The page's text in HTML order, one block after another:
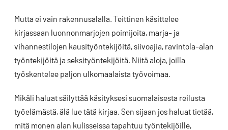
Mutta ei vain rakennusalalla. Teittinen käsittelee
kirjassaan luonnonmarjojen poimijoita, marja- ja
vihannestilojen kausityöntekijöitä, siivoajia, ravintola-alan
työntekijöitä ja seksityöntekijöitä. Niitä aloja, joilla
työskentelee paljon ulkomaalaista työvoimaa.
Mikäli haluat säilyttää käsityksesi suomalaisesta reilusta
työelämästä, älä lue tätä kirjaa. Sen sijaan jos haluat tietää,
mitä monen alan kulisseissa tapahtuu työntekijöille,